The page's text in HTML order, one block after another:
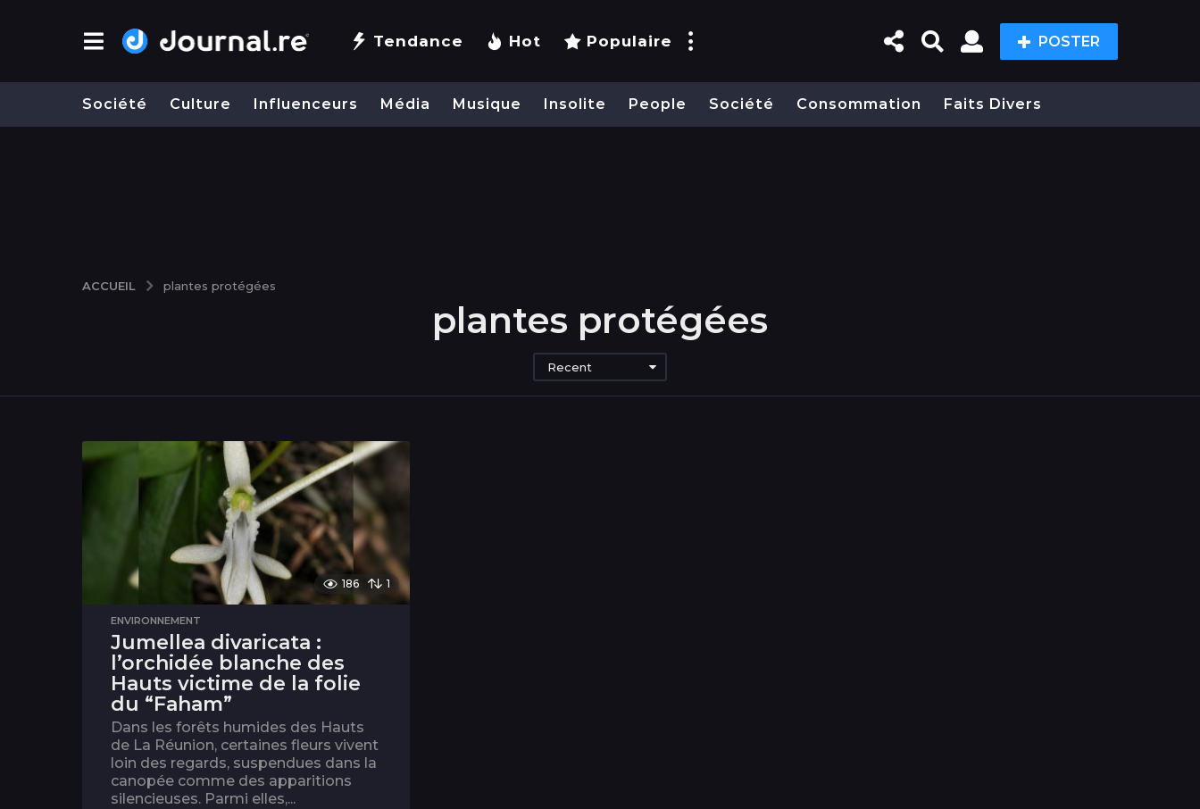
Tendance Hot Populaire POSTER
Société Culture Influenceurs Média Musique Insolite People Société Consommation Faits Divers
ACCUEIL plantes protégées
plantes protégées
Recent
186 1
ENVIRONNEMENT
Jumellea divaricata :
l’orchidée blanche des
Hauts victime de la folie
du “Faham”
Dans les forêts humides des Hauts
de La Réunion, certaines fleurs vivent
loin des regards, suspendues dans la
canopée comme des apparitions
silencieuses. Parmi elles,...